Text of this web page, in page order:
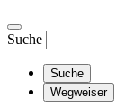
Suche
Suche
Wegweiser